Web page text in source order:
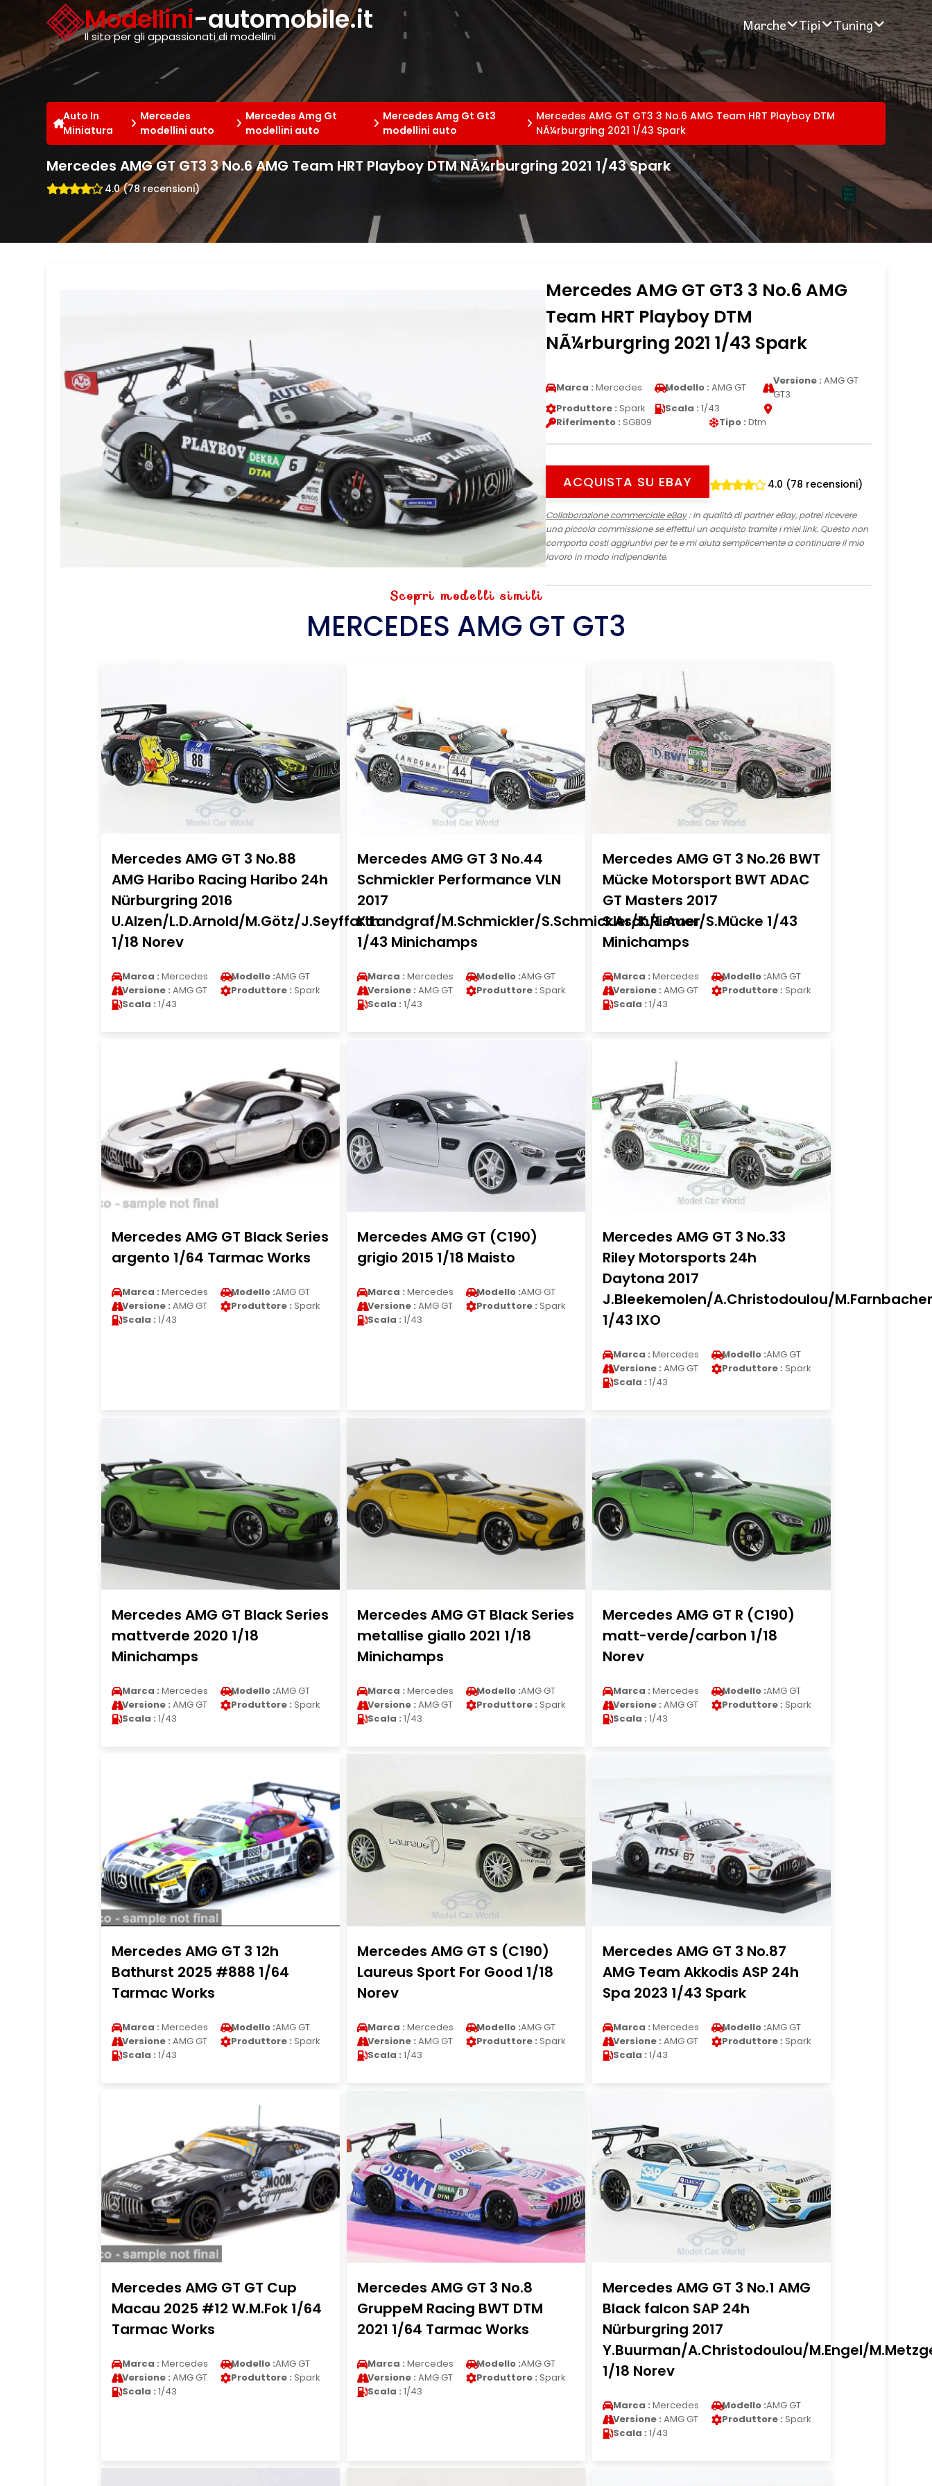
Modellini-automobile.it
Il sito per gli appassionati di modellini
Marche Tipi Tuning
Auto In
Miniatura
Mercedes
modellini auto
Mercedes Amg Gt
modellini auto
Mercedes Amg Gt Gt3
modellini auto
Mercedes AMG GT GT3 3 No.6 AMG Team HRT Playboy DTM
NÃ¼rburgring 2021 1/43 Spark
Mercedes AMG GT GT3 3 No.6 AMG Team HRT Playboy DTM NÃ¼rburgring 2021 1/43 Spark
4.0 (78 recensioni)
Mercedes AMG GT GT3 3 No.6 AMG
Team HRT Playboy DTM
NÃ¼rburgring 2021 1/43 Spark
Marca : Mercedes Modello : AMG GT
Versione : AMG GT
GT3
Produttore : Spark Scala : 1/43
Riferimento : SG809 Tipo : Dtm
ACQUISTA SU EBAY 4.0 (78 recensioni)
Collaborazione commerciale eBay: In qualità di partner eBay, potrei ricevere
una piccola commissione se effettui un acquisto tramite i miei link. Questo non
comporta costi aggiuntivi per te e mi aiuta semplicemente a continuare il mio
lavoro in modo indipendente.
Scopri modelli simili
MERCEDES AMG GT GT3
Mercedes AMG GT 3 No.88
AMG Haribo Racing Haribo 24h
Nürburgring 2016
U.Alzen/L.D.Arnold/M.Götz/J.Seyffarth
1/18 Norev
Marca : Mercedes Modello :AMG GT
Versione : AMG GT Produttore : Spark
Scala : 1/43
Mercedes AMG GT 3 No.44
Schmickler Performance VLN
2017
K.Landgraf/M.Schmickler/S.Schmickler/K.Riemer
1/43 Minichamps
Marca : Mercedes Modello :AMG GT
Versione : AMG GT Produttore : Spark
Scala : 1/43
Mercedes AMG GT 3 No.26 BWT
Mücke Motorsport BWT ADAC
GT Masters 2017
S.Asch/L.Auer/S.Mücke 1/43
Minichamps
Marca : Mercedes Modello :AMG GT
Versione : AMG GT Produttore : Spark
Scala : 1/43
Mercedes AMG GT Black Series
argento 1/64 Tarmac Works
Marca : Mercedes Modello :AMG GT
Versione : AMG GT Produttore : Spark
Scala : 1/43
Mercedes AMG GT (C190)
grigio 2015 1/18 Maisto
Marca : Mercedes Modello :AMG GT
Versione : AMG GT Produttore : Spark
Scala : 1/43
Mercedes AMG GT 3 No.33
Riley Motorsports 24h
Daytona 2017
J.Bleekemolen/A.Christodoulou/
1/43 IXO
Marca : Mercedes Modello :AMG GT
Versione : AMG GT Produttore : Spark
Scala : 1/43
Mercedes AMG GT Black Series
mattverde 2020 1/18
Minichamps
Marca : Mercedes Modello :AMG GT
Versione : AMG GT Produttore : Spark
Scala : 1/43
Mercedes AMG GT Black Series
metallise giallo 2021 1/18
Minichamps
Marca : Mercedes Modello :AMG GT
Versione : AMG GT Produttore : Spark
Scala : 1/43
Mercedes AMG GT R (C190)
matt-verde/carbon 1/18
Norev
Marca : Mercedes Modello :AMG GT
Versione : AMG GT Produttore : Spark
Scala : 1/43
Mercedes AMG GT 3 12h
Bathurst 2025 #888 1/64
Tarmac Works
Marca : Mercedes Modello :AMG GT
Versione : AMG GT Produttore : Spark
Scala : 1/43
Mercedes AMG GT S (C190)
Laureus Sport For Good 1/18
Norev
Marca : Mercedes Modello :AMG GT
Versione : AMG GT Produttore : Spark
Scala : 1/43
Mercedes AMG GT 3 No.87
AMG Team Akkodis ASP 24h
Spa 2023 1/43 Spark
Marca : Mercedes Modello :AMG GT
Versione : AMG GT Produttore : Spark
Scala : 1/43
Mercedes AMG GT GT Cup
Macau 2025 #12 W.M.Fok 1/64
Tarmac Works
Marca : Mercedes Modello :AMG GT
Versione : AMG GT Produttore : Spark
Scala : 1/43
Mercedes AMG GT 3 No.8
GruppeM Racing BWT DTM
2021 1/64 Tarmac Works
Marca : Mercedes Modello :AMG GT
Versione : AMG GT Produttore : Spark
Scala : 1/43
Mercedes AMG GT 3 No.1 AMG
Black falcon SAP 24h
Nürburgring 2017
Y.Buurman/A.Christodoulou/M.Engel/
1/18 Norev
Marca : Mercedes Modello :AMG GT
Versione : AMG GT Produttore : Spark
Scala : 1/43
Cookies management panel